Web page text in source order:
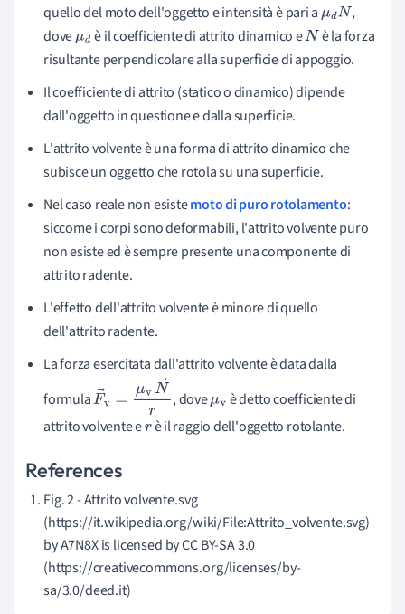
quello del moto dell'oggetto e intensità è pari aμdN ,
doveμdè il coefficiente di attrito dinamico eN è la forza
risultante perpendicolare alla superficie di appoggio.
Il coefficiente di attrito (statico o dinamico) dipende
dall'oggetto in questione e dalla superficie.
L'attrito volvente è una forma di attrito dinamico che
subisce un oggetto che rotola su una superficie.
Nel caso reale non esistemoto di puro rotolamento:
siccome i corpi sono deformabili, l'attrito volvente puro
non esiste ed è sempre presente una componente di
attrito radente.
L'effetto dell'attrito volvente è minore di quello
dell'attrito radente.
La forza esercitata dall'attrito volvente è data dalla
formulaF→v =μ vN→r , doveμv è detto coefficiente di
attrito volvente erè il raggio dell'oggetto rotolante.
References
Fig. 2 - Attrito volvente.svg
(https://it.wikipedia.org/wiki/File:Attrito_volvente.svg)
by A7N8X is licensed by CC BY-SA 3.0
(https://creativecommons.org/licenses/by-
sa/3.0/deed.it)